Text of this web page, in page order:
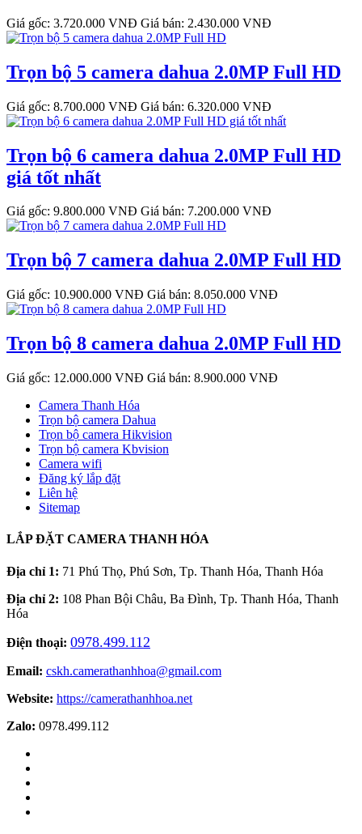
Giá gốc: 3.720.000 VNĐ Giá bán: 2.430.000 VNĐ
Trọn bộ 5 camera dahua 2.0MP Full HD
Giá gốc: 8.700.000 VNĐ Giá bán: 6.320.000 VNĐ
Trọn bộ 6 camera dahua 2.0MP Full HD
giá tốt nhất
Giá gốc: 9.800.000 VNĐ Giá bán: 7.200.000 VNĐ
Trọn bộ 7 camera dahua 2.0MP Full HD
Giá gốc: 10.900.000 VNĐ Giá bán: 8.050.000 VNĐ
Trọn bộ 8 camera dahua 2.0MP Full HD
Giá gốc: 12.000.000 VNĐ Giá bán: 8.900.000 VNĐ
Camera Thanh Hóa
Trọn bộ camera Dahua
Trọn bộ camera Hikvision
Trọn bộ camera Kbvision
Camera wifi
Đăng ký lắp đặt
Liên hệ
Sitemap
LẮP ĐẶT CAMERA THANH HÓA
Địa chỉ 1: 71 Phú Thọ, Phú Sơn, Tp. Thanh Hóa, Thanh Hóa
Địa chỉ 2: 108 Phan Bội Châu, Ba Đình, Tp. Thanh Hóa, Thanh
Hóa
Điện thoại: 0978.499.112
Email: cskh.camerathanhhoa@gmail.com
Website: https://camerathanhhoa.net
Zalo: 0978.499.112